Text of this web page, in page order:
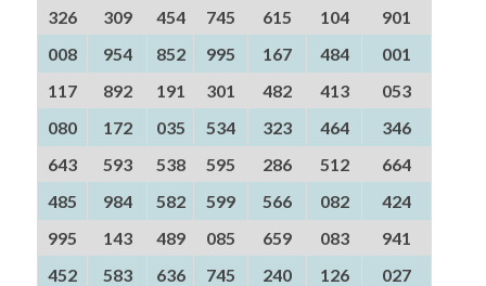
326 309 454 745 615 104
901
008
954 852 995 167 484
001
117
892 191 301 482 413
053
080
172 035 534 323 464
346
643
593 538 595 286 512
664
485
984 582 599 566 082
424
995
143 489 085 659 083
941
452
583 636 745 240 126
027